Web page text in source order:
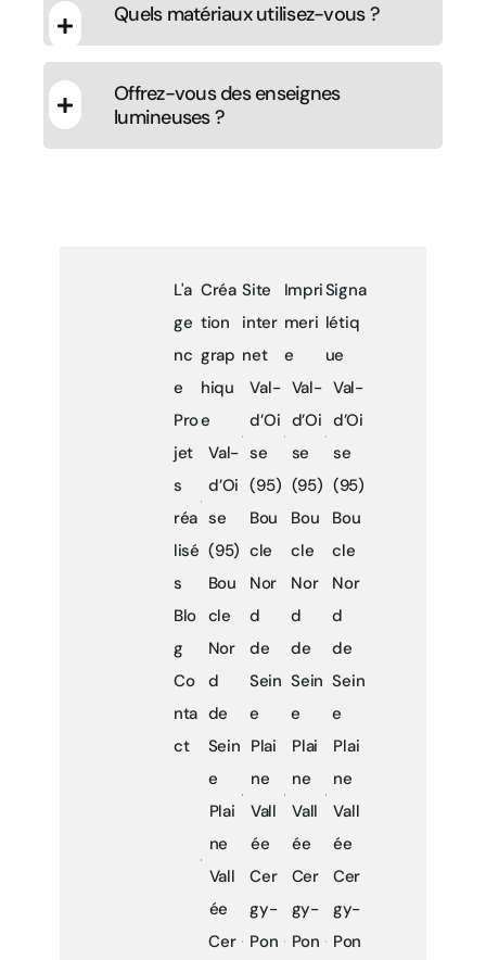
Quels matériaux utilisez-vous ?
Offrez-vous des enseignes
lumineuses ?
L'a
ge
nc
e
Pro
jet
s
réa
lisé
s
Blo
g
Co
nta
ct
Créa
tion
grap
hiqu
e
Val-
d’Oi
se
(95)
Bou
cle
Nor
d
de
Sein
e
Plai
ne
Vall
ée
Cer
Site
inter
net
Val-
d’Oi
se
(95)
Bou
cle
Nor
d
de
Sein
e
Plai
ne
Vall
ée
Cer
gy-
Pon
Impri
meri
e
Val-
d’Oi
se
(95)
Bou
cle
Nor
d
de
Sein
e
Plai
ne
Vall
ée
Cer
gy-
Pon
Signa
létiq
ue
Val-
d’Oi
se
(95)
Bou
cle
Nor
d
de
Sein
e
Plai
ne
Vall
ée
Cer
gy-
Pon